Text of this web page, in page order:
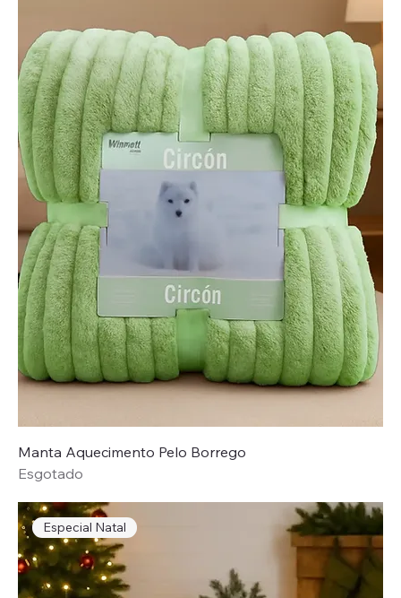
Manta Aquecimento Pelo Borrego
Esgotado
Especial Natal